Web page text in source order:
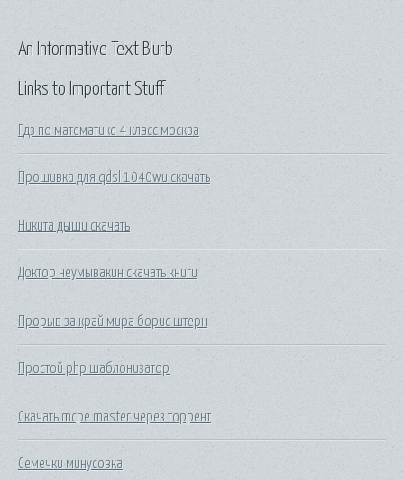
Links to Important Stuff
Гдз по математике 4 класс москва
Прошивка для qdsl 1040wu скачать
Никита дыши скачать
Доктор неумывакин скачать книги
Прорыв за край мира борис штерн
Простой php шаблонизатор
Скачать mcpe master через торрент
Семечки минусовка
An Informative Text Blurb